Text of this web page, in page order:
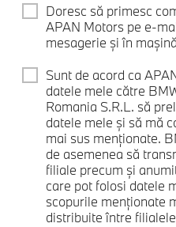
Doresc să primesc
APAN Motors pe e-
mesagerie și în
Sunt de acord ca
datele mele către
Romania S.R.L. să
datele mele și să mă
mai sus menționate.
de asemenea să
filiale precum și
care pot folosi datele
scopurile menționate
distribuite între